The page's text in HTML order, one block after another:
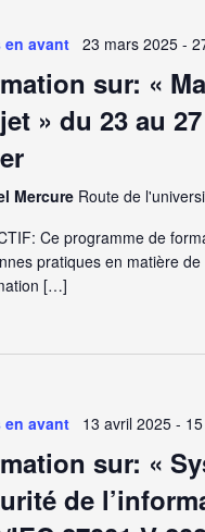
en avant 23 mars 2025-
sur: «
» du 23 au
Mercure Route de
Ce programme de
pratiques en matière
[…]
en avant 13 avril 2025-
sur: «
de